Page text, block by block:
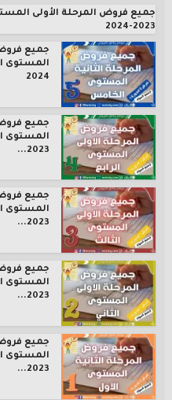
جميع فروض المرحلة الأولى
2023-2024
جميع فروض
2024
جميع فروض
المستوى
2023...
جميع فروض
المستوى
2023...
جميع فروض
المستوى
2023...
جميع فروض
المستوى
2023...